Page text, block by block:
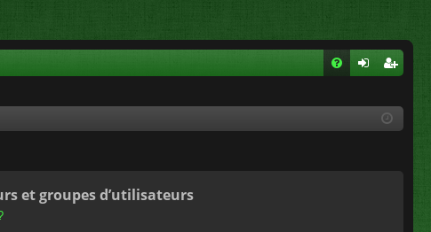
cri
et groupes d’utilisateurs